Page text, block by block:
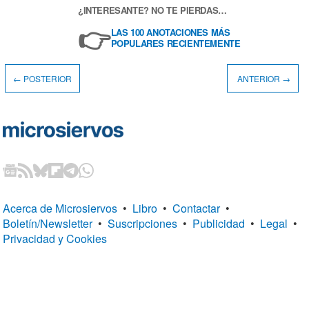
¿INTERESANTE? NO TE PIERDAS…
👉LAS 100 ANOTACIONES MÁS
POPULARES RECIENTEMENTE
← POSTERIOR ANTERIOR →
Acerca de Microsiervos • Libro • Contactar •
Boletín/Newsletter • Suscripciones • Publicidad • Legal •
Privacidad y Cookies